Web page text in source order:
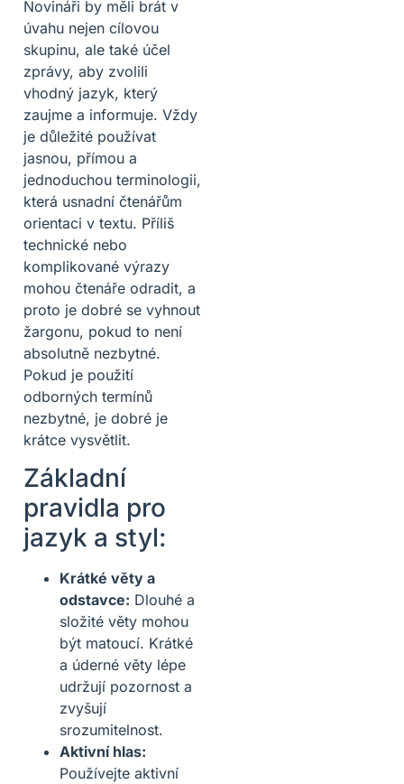
Novináři by měli brát v
úvahu nejen cílovou
skupinu, ale také účel
zprávy, aby zvolili
vhodný jazyk, který
zaujme a informuje. Vždy
je důležité používat
jasnou, přímou a
jednoduchou terminologii,
která usnadní čtenářům
orientaci v textu. Příliš
technické nebo
komplikované výrazy
mohou čtenáře odradit, a
proto je dobré se vyhnout
žargonu, pokud to není
absolutně nezbytné.
Pokud je použití
odborných termínů
nezbytné, je dobré je
krátce vysvětlit.
Základní
pravidla pro
jazyk a styl:
Krátké věty a
odstavce: Dlouhé a
složité věty mohou
být matoucí. Krátké
a úderné věty lépe
udržují pozornost a
zvyšují
srozumitelnost.
Aktivní hlas:
Používejte aktivní